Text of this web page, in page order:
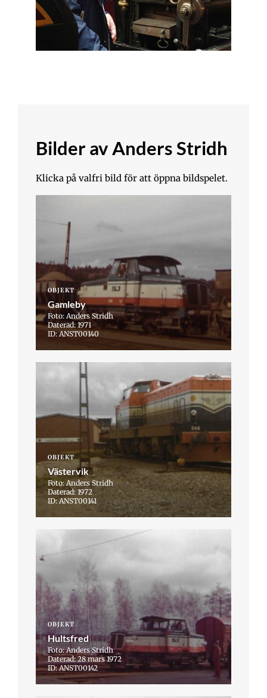
Bilder av Anders Stridh
Klicka på valfri bild för att öppna bildspelet.
OBJEKT
Gamleby
Foto: Anders Stridh
Daterad: 1971
ID: ANST00140
OBJEKT
Västervik
Foto: Anders Stridh
Daterad: 1972
ID: ANST00141
OBJEKT
Hultsfred
Foto: Anders Stridh
Daterad: 28 mars 1972
ID: ANST00142